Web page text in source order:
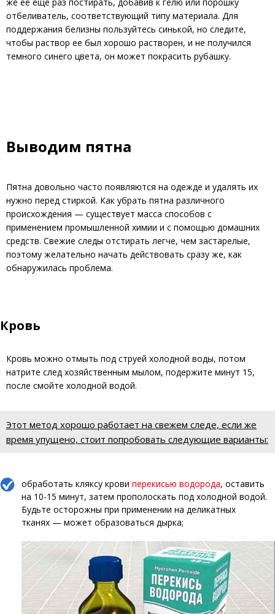
отбеливатель, соответствующий типу материала. Для
поддержания белизны пользуйтесь синькой, но следите,
чтобы раствор ее был хорошо растворен, и не получился
темного синего цвета, он может покрасить рубашку.
Выводим пятна
Пятна довольно часто появляются на одежде и удалять их
нужно перед стиркой. Как убрать пятна различного
происхождения — существует масса способов с
применением промышленной химии и с помощью домашних
средств. Свежие следы отстирать легче, чем застарелые,
поэтому желательно начать действовать сразу же, как
обнаружилась проблема.
Кровь
Кровь можно отмыть под струей холодной воды, потом
натрите след хозяйственным мылом, подержите минут 15,
после смойте холодной водой.
Этот метод хорошо работает на свежем следе, если же
время упущено, стоит попробовать следующие варианты:
обработать кляксу крови перекисью водорода, оставить
на 10-15 минут, затем прополоскать под холодной водой.
Будьте осторожны при применении на деликатных
тканях — может образоваться дырка;